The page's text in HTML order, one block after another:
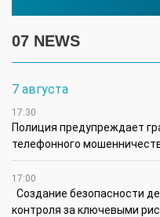
07 NEWS
7 августа
17:30
Полиция предупреждает
телефонного
17:00
Создание безопасности
контроля за ключевыми